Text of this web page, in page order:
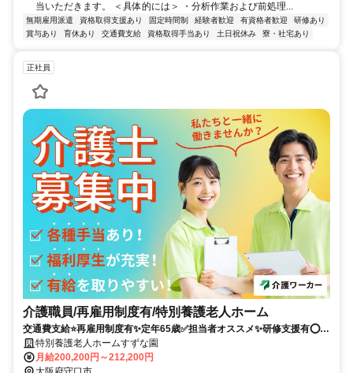
当いただきます。 ＜具体的には＞ ・分析作業および前処理...
無期雇用派遣 資格取得支援あり 固定時間制 経験者歓迎 有資格者歓迎
研修あり
賞与あり
育休あり 交通費支給 資格取得手当あり 土日祝休み 寮・社宅あり
正社員
介護職員/再雇用制度有/特別養護老人ホーム
交通費支給⭐️再雇用制度有✨定年65歳✅️担当者オススメ✨研修支援有⭕️経
験者優遇✨駅チカ
特別養護老人ホームすずな園
月給200,200円～212,200円